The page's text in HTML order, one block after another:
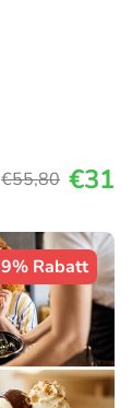
€55,80 €31
Rabatt